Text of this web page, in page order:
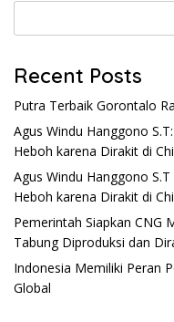
Recent Posts
Putra Terbaik Gorontalo
Agus Windu Hanggono
Heboh karena Dirakit di
Agus Windu Hanggono
Heboh karena Dirakit di
Pemerintah Siapkan CNG
Tabung Diproduksi dan
Indonesia Memiliki Peran
Global